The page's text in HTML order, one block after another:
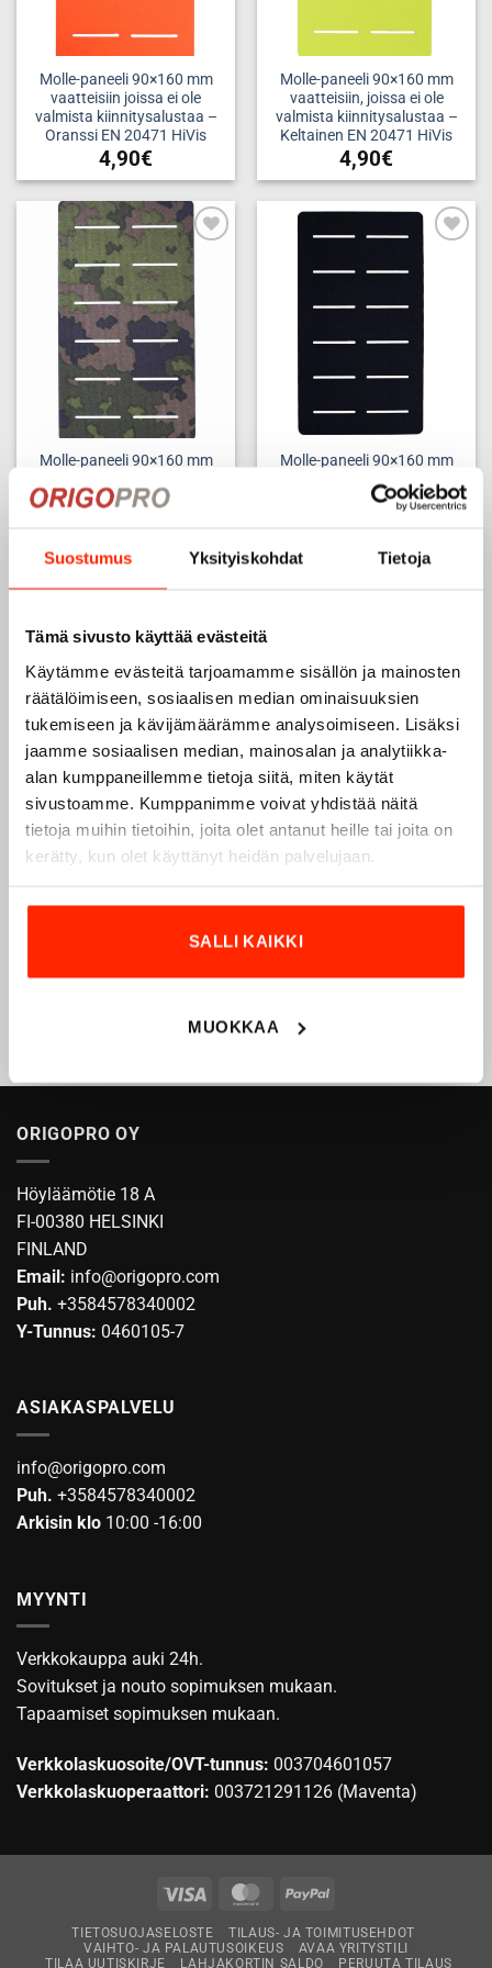
Suostumus Yksityiskohdat Tietoja
Tämä sivusto käyttää evästeitä
Käytämme evästeitä tarjoamamme sisällön ja mainosten
räätälöimiseen, sosiaalisen median ominaisuuksien
tukemiseen ja kävijämäärämme analysoimiseen. Lisäksi
jaamme sosiaalisen median, mainosalan ja analytiikka-
alan kumppaneillemme tietoja siitä, miten käytät
sivustoamme. Kumppanimme voivat yhdistää näitä
tietoja muihin tietoihin, joita olet antanut heille tai joita on
kerätty, kun olet käyttänyt heidän palvelujaan.
SALLI KAIKKI
MUOKKAA
Molle-paneeli 90×160 mm
vaatteisiin joissa ei ole
valmista kiinnitysalustaa –
Oranssi EN 20471 HiVis
4,90€
Molle-paneeli 90×160 mm
vaatteisiin, joissa ei ole
valmista kiinnitysalustaa –
Keltainen EN 20471 HiVis
4,90€
Add to
Molle-paneeli 90×160 mm
valmista kiinnitysalustaa –
Add to
wishlist
Molle-paneeli 90×160 mm
valmista kiinnitysalustaa –
Add to
TILAPÄISESTI LOPPU -
ODOTTAA
VARASTOTÄYDENNYSTÄ
Molle-paneeli 90×160 mm
vaatteisiin, joissa ei ole
1
ORIGOPRO OY
Höyläämötie 18 A
FI-00380 HELSINKI
FINLAND
Email: info@origopro.com
Puh. +3584578340002
Y-Tunnus: 0460105-7
ASIAKASPALVELU
info@origopro.com
Puh. +3584578340002
Arkisin klo 10:00 -16:00
MYYNTI
Verkkokauppa auki 24h.
Sovitukset ja nouto sopimuksen mukaan.
Tapaamiset sopimuksen mukaan.
Verkkolaskuosoite/OVT-tunnus: 003704601057
Verkkolaskuoperaattori: 003721291126 (Maventa)
Visa MasterCardPayPal
TIETOSUOJASELOSTE
TILAUS- JA TOIMITUSEHDOT
VAIHTO- JA PALAUTUSOIKEUS
AVAA YRITYSTILI
TILAA UUTISKIRJE
LAHJAKORTIN SALDO PERUUTA TILAUS